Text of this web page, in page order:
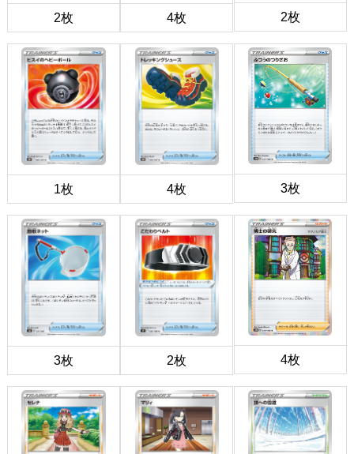
2枚 4枚 2枚
1枚 4枚 3枚
3枚 2枚 4枚